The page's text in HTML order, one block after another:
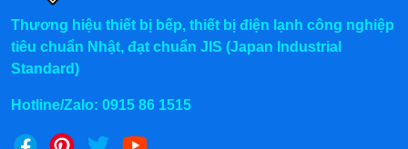
Thương hiệu thiết bị bếp, thiết bị điện lạnh công nghiệp
tiêu chuẩn Nhật, đạt chuẩn JIS (Japan Industrial
Standard)
Hotline/Zalo: 0915 86 1515